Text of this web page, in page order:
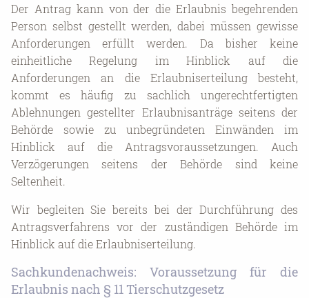
Der Antrag kann von der die Erlaubnis begehrenden
Person selbst gestellt werden, dabei müssen gewisse
Anforderungen erfüllt werden. Da bisher keine
einheitliche Regelung im Hinblick auf die
Anforderungen an die Erlaubniserteilung besteht,
kommt es häufig zu sachlich ungerechtfertigten
Ablehnungen gestellter Erlaubnisanträge seitens der
Behörde sowie zu unbegründeten Einwänden im
Hinblick auf die Antragsvoraussetzungen. Auch
Verzögerungen seitens der Behörde sind keine
Seltenheit.
Wir begleiten Sie bereits bei der Durchführung des
Antragsverfahrens vor der zuständigen Behörde im
Hinblick auf die Erlaubniserteilung.
Sachkundenachweis: Voraussetzung für die
Erlaubnis nach § 11 Tierschutzgesetz